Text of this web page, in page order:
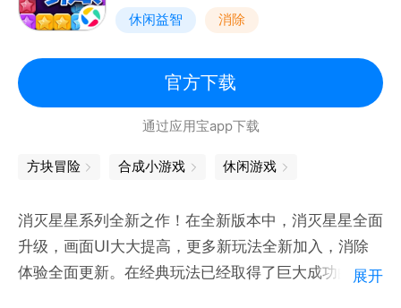
休闲益智 消除
官方下载
通过应用宝app下载
方块冒险 合成小游戏 休闲游戏
消灭星星系列全新之作！在全新版本中，消灭星星全面
升级，画面UI大大提高，更多新玩法全新加入，消除
体验全面更新。在经典玩法已经取得了巨大成功的基础
展开